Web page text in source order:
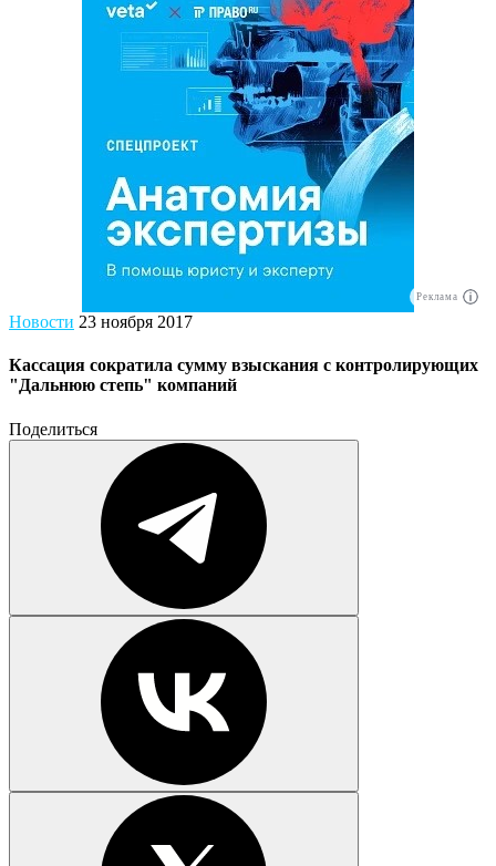
Реклама
Новости 23 ноября 2017
Кассация сократила сумму взыскания с контролирующих
"Дальнюю степь" компаний
Поделиться